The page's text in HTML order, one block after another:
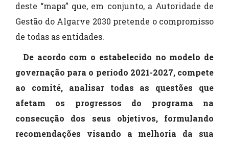
deste “mapa” que, em conjunto, a Autoridade de
Gestão do Algarve 2030 pretende o compromisso
de todas as entidades.
De acordo com o estabelecido no modelo de
governação para o período 2021-2027, compete
ao comité, analisar todas as questões que
afetam os progressos do programa na
consecução dos seus objetivos, formulando
recomendações visando a melhoria da sua